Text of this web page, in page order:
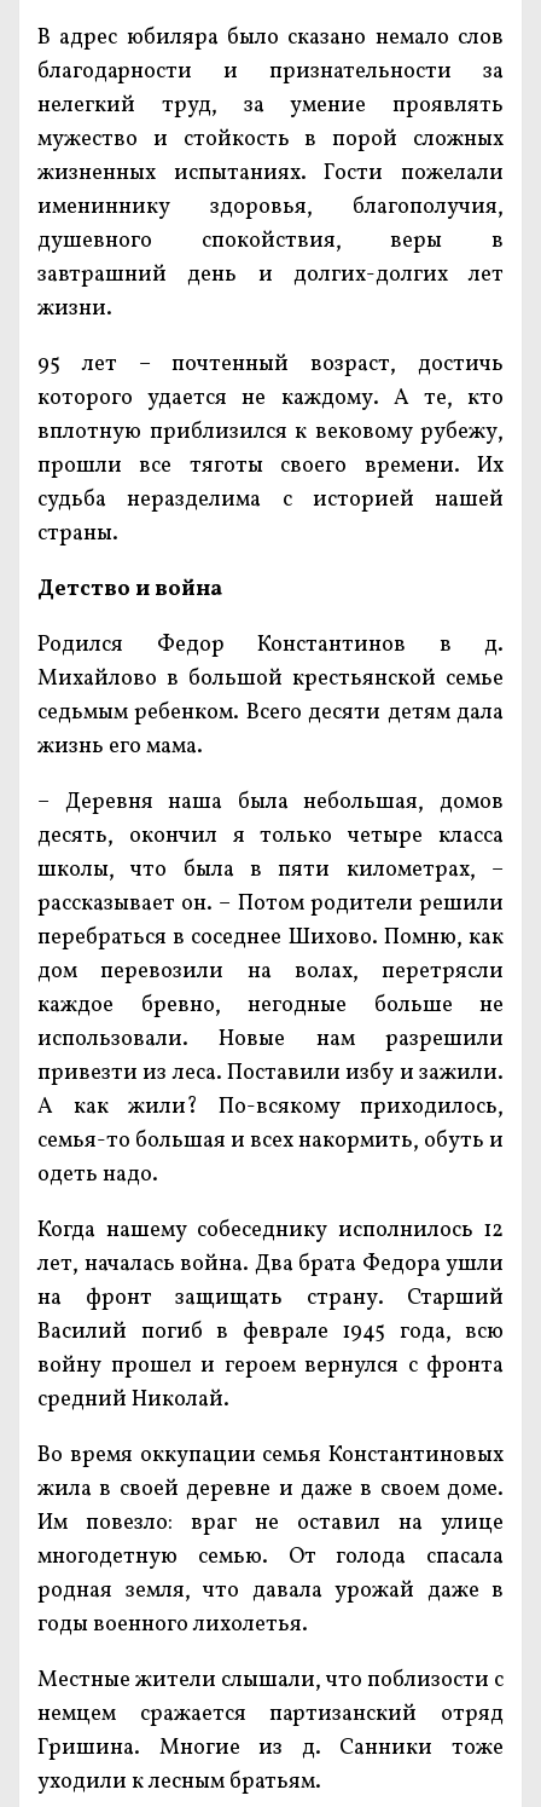
В адрес юбиляра было сказано немало слов
благодарности и признательности за
нелегкий труд, за умение проявлять
мужество и стойкость в порой сложных
жизненных испытаниях. Гости пожелали
имениннику здоровья, благополучия,
душевного спокойствия, веры в
завтрашний день и долгих-долгих лет
жизни.
95 лет – почтенный возраст, достичь
которого удается не каждому. А те, кто
вплотную приблизился к вековому рубежу,
прошли все тяготы своего времени. Их
судьба неразделима с историей нашей
страны.
Детство и война
Родился Федор Константинов в д.
Михайлово в большой крестьянской семье
седьмым ребенком. Всего десяти детям дала
жизнь его мама.
– Деревня наша была небольшая, домов
десять, окончил я только четыре класса
школы, что была в пяти километрах, –
рассказывает он. – Потом родители решили
перебраться в соседнее Шихово. Помню, как
дом перевозили на волах, перетрясли
каждое бревно, негодные больше не
использовали. Новые нам разрешили
привезти из леса. Поставили избу и зажили.
А как жили? По-всякому приходилось,
семья-то большая и всех накормить, обуть и
одеть надо.
Когда нашему собеседнику исполнилось 12
лет, началась война. Два брата Федора ушли
на фронт защищать страну. Старший
Василий погиб в феврале 1945 года, всю
войну прошел и героем вернулся с фронта
средний Николай.
Во время оккупации семья Константиновых
жила в своей деревне и даже в своем доме.
Им повезло: враг не оставил на улице
многодетную семью. От голода спасала
родная земля, что давала урожай даже в
годы военного лихолетья.
Местные жители слышали, что поблизости с
немцем сражается партизанский отряд
Гришина. Многие из д. Санники тоже
уходили к лесным братьям.